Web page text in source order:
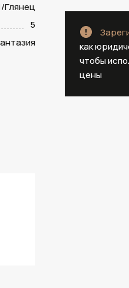
Глянец
5
как
чтобы
цены